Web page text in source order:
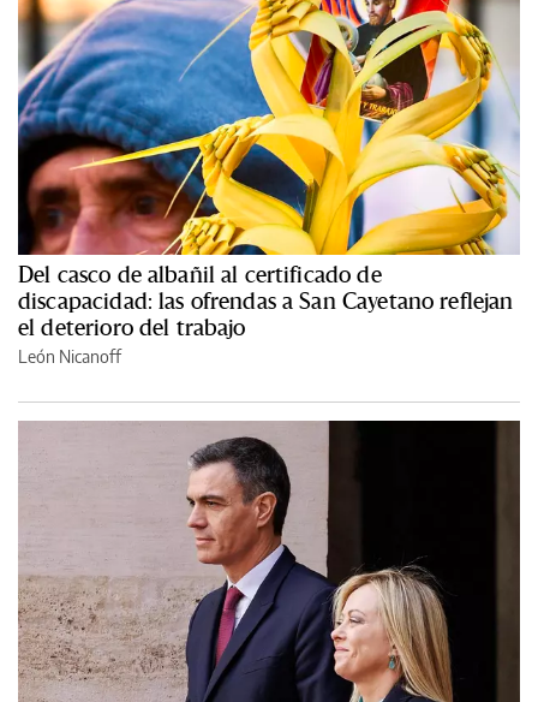
Del casco de albañil al certificado de
discapacidad: las ofrendas a San Cayetano reflejan
el deterioro del trabajo
León Nicanoff